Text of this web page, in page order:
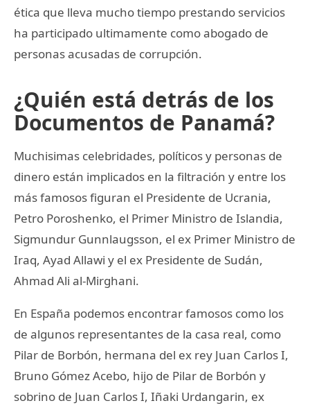
ética que lleva mucho tiempo prestando servicios
ha participado ultimamente como abogado de
personas acusadas de corrupción.
¿Quién está detrás de los
Documentos de Panamá?
Muchisimas celebridades, políticos y personas de
dinero están implicados en la filtración y entre los
más famosos figuran el Presidente de Ucrania,
Petro Poroshenko, el Primer Ministro de Islandia,
Sigmundur Gunnlaugsson, el ex Primer Ministro de
Iraq, Ayad Allawi y el ex Presidente de Sudán,
Ahmad Ali al-Mirghani.
En España podemos encontrar famosos como los
de algunos representantes de la casa real, como
Pilar de Borbón, hermana del ex rey Juan Carlos I,
Bruno Gómez Acebo, hijo de Pilar de Borbón y
sobrino de Juan Carlos I, Iñaki Urdangarin, ex